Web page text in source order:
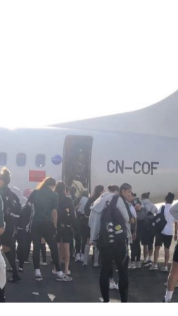
حكيمي يوجّه رسالة
للمغاربة “نحتاج إلى
الوحدة والدعم”